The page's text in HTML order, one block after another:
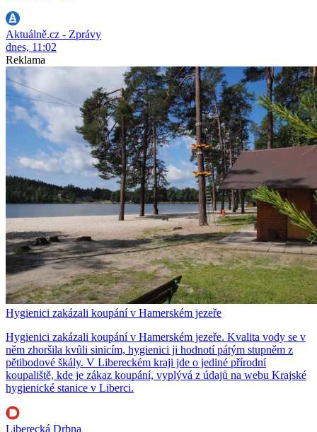
Aktuálně.cz - Zprávy
dnes, 11:02
Reklama
Hygienici zakázali koupání v Hamerském jezeře
Hygienici zakázali koupání v Hamerském jezeře. Kvalita vody se v
něm zhoršila kvůli sinicím, hygienici ji hodnotí pátým stupněm z
pětibodové škály. V Libereckém kraji jde o jediné přírodní
koupaliště, kde je zákaz koupání, vyplývá z údajů na webu Krajské
hygienické stanice v Liberci.
Liberecká Drbna